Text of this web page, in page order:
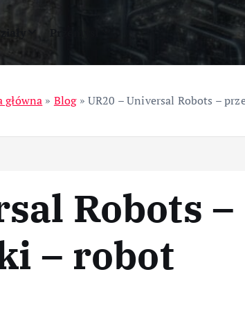
Przemysł
główna » Blog» UR20 – Universal Robots –
Robots –
– robot